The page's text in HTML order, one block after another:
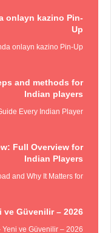
onlayn kazino Pin-
Up
onlayn kazino Pin-Up ▶️
and methods for
Indian players
Every Indian Player
Full Overview for
Indian Players
and Why It Matters for
ve Güvenilir – 2026
ve Güvenilir – 2026